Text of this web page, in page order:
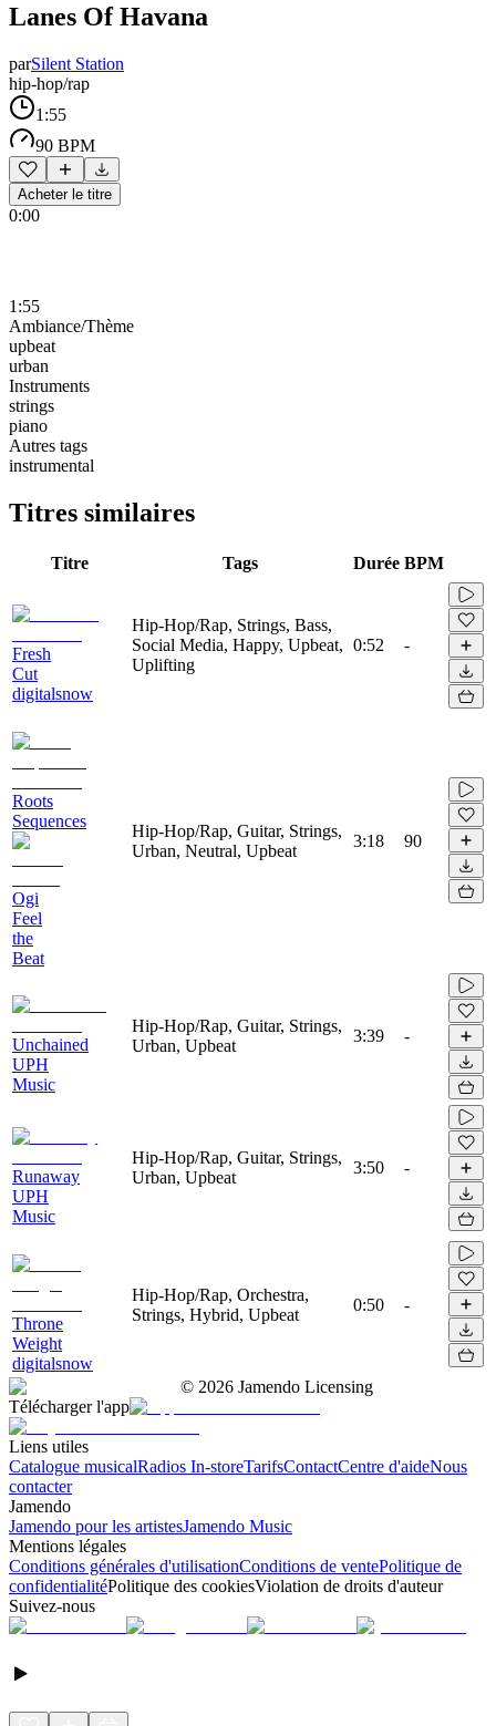
Lanes Of Havana
parSilent Station
hip-hop/rap
1:55
90 BPM
Acheter le titre
0:00
1:55
Ambiance/Thème
upbeat
urban
Instruments
strings
piano
Autres tags
instrumental
Titres similaires
Titre Tags Durée BPM
Fresh
Cut
digitalsnow
Hip-Hop/Rap, Strings, Bass,
Social Media, Happy, Upbeat,
Uplifting
0:52 -
Roots
Sequences
Ogi
Feel
the
Beat
Hip-Hop/Rap, Guitar, Strings,
Urban, Neutral, Upbeat
3:18 90
Unchained
UPH
Music
Hip-Hop/Rap, Guitar, Strings,
Urban, Upbeat
3:39 -
Runaway
UPH
Music
Hip-Hop/Rap, Guitar, Strings,
Urban, Upbeat
3:50 -
Throne
Weight
digitalsnow
Hip-Hop/Rap, Orchestra,
Strings, Hybrid, Upbeat
0:50 -
© 2026 Jamendo Licensing
Télécharger l'app
Liens utiles
Catalogue musicalRadios In-storeTarifsContactCentre d'aideNous
contacter
Jamendo
Jamendo pour les artistesJamendo Music
Mentions légales
Conditions générales d'utilisationConditions de ventePolitique de
confidentialitéPolitique des cookiesViolation de droits d'auteur
Suivez-nous